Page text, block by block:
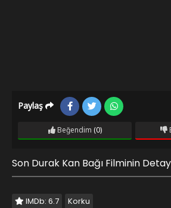
Paylaş
Beğendim (0)
Son Durak Kan Bağı Filminin
IMDb: 6.7 Korku